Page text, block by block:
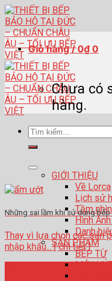
Skip
to
content
Tìm
kiếm:
GIỚI THIỆU
Về Lorca
Lịch sử
Tầm
Hình
Danh
SẢN PHẨM
BẾP TỪ
MÁY
Giỏ hàng /0₫ 0
Chưa có
hàng.
Những sai lầm khi sử dụng
Thay vì lựa chọn các sản
nhập khẩu... [ chi tiết ]